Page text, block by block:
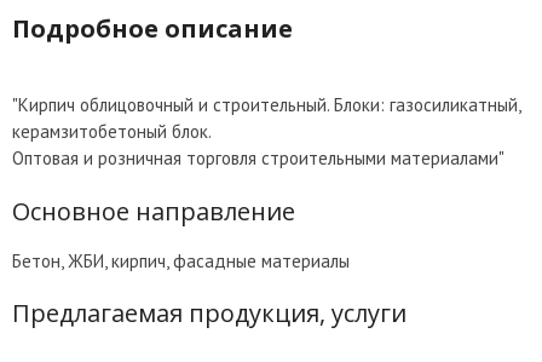
Подробное описание
"Кирпич облицовочный и строительный. Блоки: газосиликатный,
керамзитобетоный блок.
Оптовая и розничная торговля строительными материалами"
Основное направление
Бетон, ЖБИ, кирпич, фасадные материалы
Предлагаемая продукция, услуги